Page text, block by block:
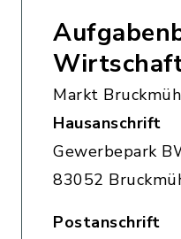
Markt
Hausanschrift
Gewerbepark
83052
Postanschrift